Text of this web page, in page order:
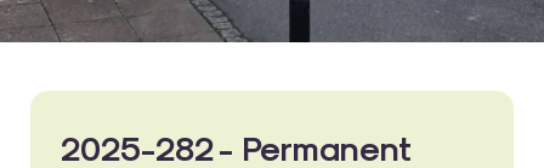
2025-282 - Permanent